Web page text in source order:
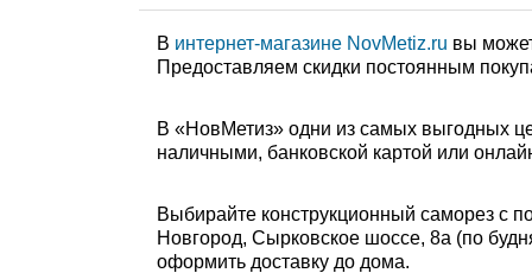
В интернет-магазине NovMetiz.ru вы
Предоставляем скидки постоянным
В «НовМетиз» одни из самых выгодных
наличными, банковской картой или
Выбирайте конструкционный саморез с
Новгород, Сырковское шоссе, 8а (по
оформить доставку до дома.